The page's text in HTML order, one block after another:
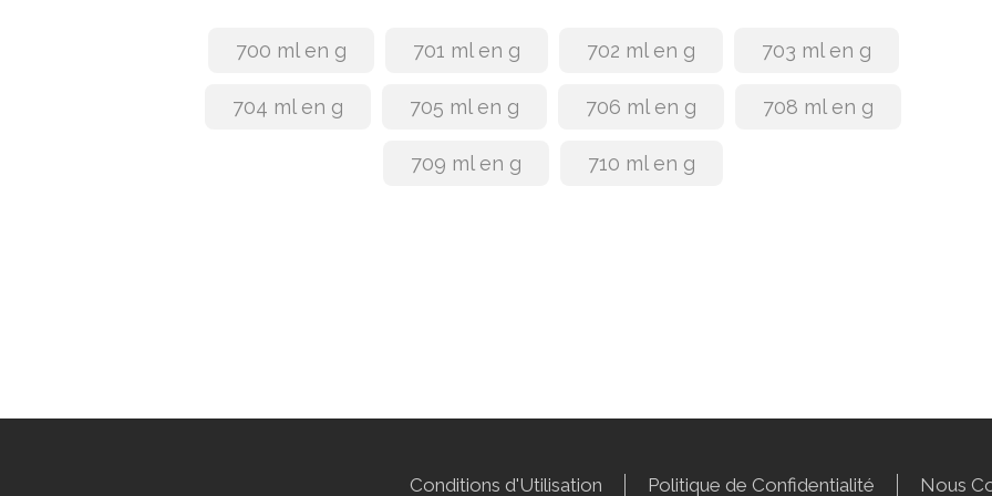
700 ml en g 701 ml en g 702 ml en g 703 ml en g
704 ml en g 705 ml en g 706 ml en g 708 ml en g
709 ml en g 710 ml en g
Conditions d'Utilisation Politique de Confidentialité Nous